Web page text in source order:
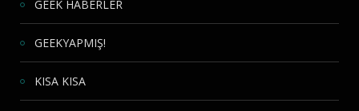
GEEK HABERLER
GEEKYAPMIŞ!
KISA KISA